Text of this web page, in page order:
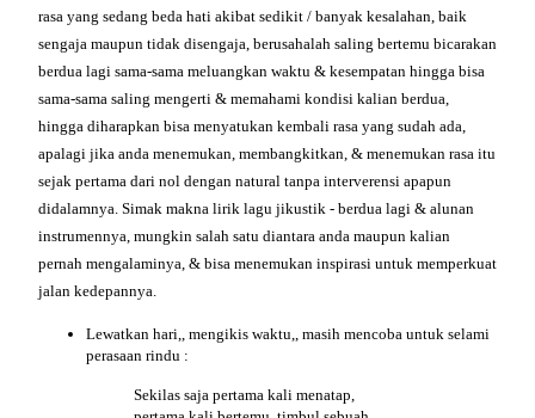
rasa yang sedang beda hati akibat sedikit / banyak kesalahan, baik
sengaja maupun tidak disengaja, berusahalah saling bertemu bicarakan
berdua lagi sama-sama meluangkan waktu & kesempatan hingga bisa
sama-sama saling mengerti & memahami kondisi kalian berdua,
hingga diharapkan bisa menyatukan kembali rasa yang sudah ada,
apalagi jika anda menemukan, membangkitkan, & menemukan rasa itu
sejak pertama dari nol dengan natural tanpa interverensi apapun
didalamnya. Simak makna lirik lagu jikustik - berdua lagi & alunan
instrumennya, mungkin salah satu diantara anda maupun kalian
pernah mengalaminya, & bisa menemukan inspirasi untuk memperkuat
jalan kedepannya.
Lewatkan hari,, mengikis waktu,, masih mencoba untuk selami
perasaan rindu :
Sekilas saja pertama kali menatap,